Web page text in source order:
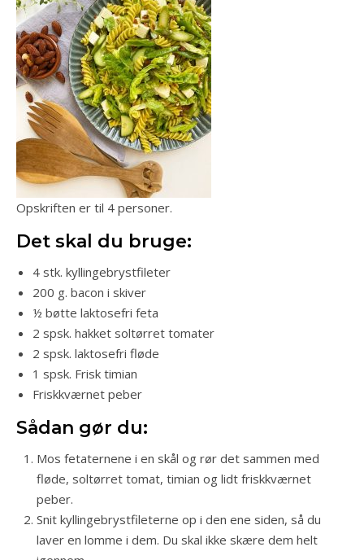
Opskriften er til 4 personer.
Det skal du bruge:
4 stk. kyllingebrystfileter
200 g. bacon i skiver
½ bøtte laktosefri feta
2 spsk. hakket soltørret tomater
2 spsk. laktosefri fløde
1 spsk. Frisk timian
Friskkværnet peber
Sådan gør du:
Mos fetaternene i en skål og rør det sammen med
fløde, soltørret tomat, timian og lidt friskkværnet
peber.
Snit kyllingebrystfileterne op i den ene siden, så du
laver en lomme i dem. Du skal ikke skære dem helt